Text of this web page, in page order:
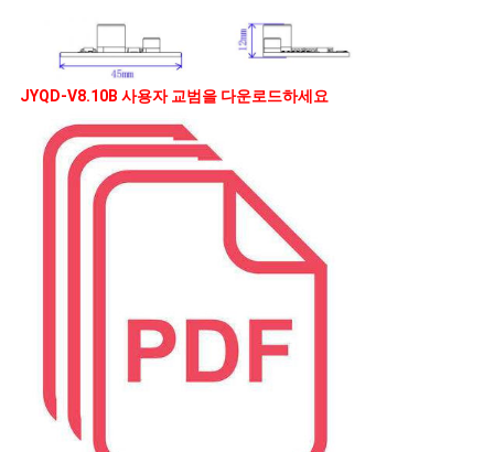
JYQD-V8.10B 사용자 교범을 다운로드하세요